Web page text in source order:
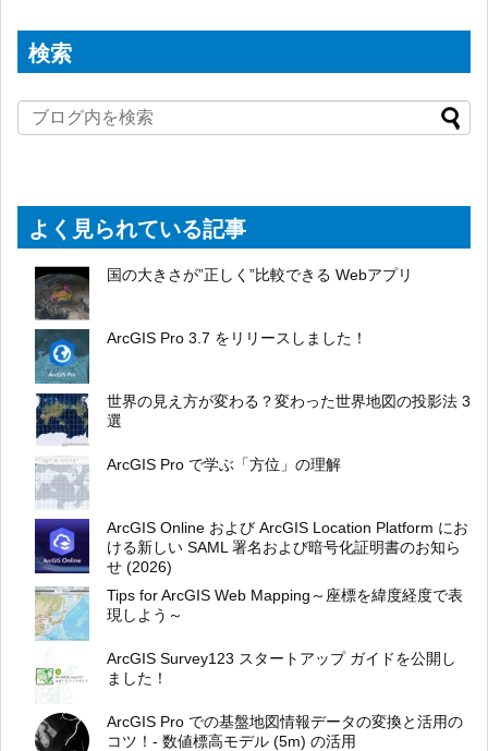
検索
よく見られている記事
国の大きさが”正しく”比較できる Webアプリ
ArcGIS Pro 3.7 をリリースしました！
世界の見え方が変わる？変わった世界地図の投影法 3
選
ArcGIS Pro で学ぶ「方位」の理解
ArcGIS Online および ArcGIS Location Platform にお
ける新しい SAML 署名および暗号化証明書のお知ら
せ (2026)
Tips for ArcGIS Web Mapping～座標を緯度経度で表
現しよう～
ArcGIS Survey123 スタートアップ ガイドを公開し
ました！
ArcGIS Pro での基盤地図情報データの変換と活用の
コツ！- 数値標高モデル (5m) の活用